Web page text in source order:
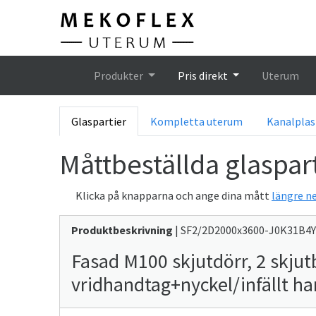
HemProdukter Pris direkt Uterum
Glaspartier Kompletta uterum
Måttbeställda
Klicka på knapparna och ange dina mått längre
Produktbeskrivning | SF2/2D2000x3600-
Fasad M100 skjutdörr, 2
vridhandtag+nyckel/infällt